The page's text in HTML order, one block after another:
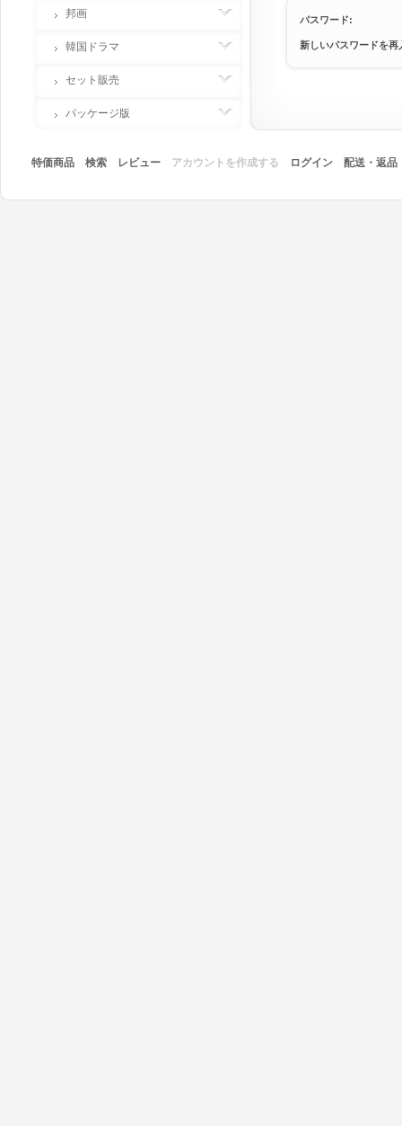
パスワード:
新しいパスワードを再
邦画
韓国ドラマ
セット販売
パッケージ版
特価商品 検索 レビュー アカウントを作成する ログイン 配送・返品